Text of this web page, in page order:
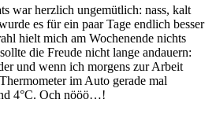
war herzlich ungemütlich: nass, kalt
es für ein paar Tage endlich besser
hielt mich am Wochenende nichts
die Freude nicht lange andauern:
und wenn ich morgens zur Arbeit
im Auto gerade mal
4°C. Och nööö…!